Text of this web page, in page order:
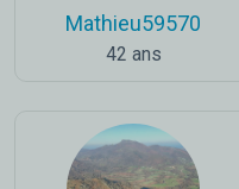
Mathieu59570
42 ans